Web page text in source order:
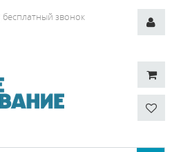
бесплатный звонок